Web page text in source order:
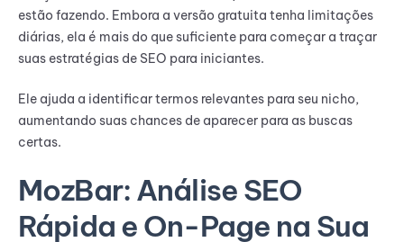
estão fazendo. Embora a versão gratuita tenha limitações
diárias, ela é mais do que suficiente para começar a traçar
suas estratégias de SEO para iniciantes.
Ele ajuda a identificar termos relevantes para seu nicho,
aumentando suas chances de aparecer para as buscas
certas.
MozBar: Análise SEO
Rápida e On-Page na Sua